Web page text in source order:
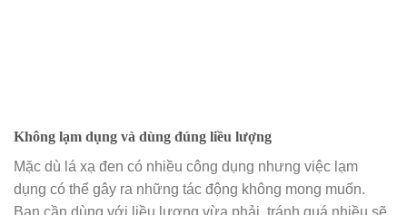
Không lạm dụng và dùng đúng liều lượng
Mặc dù lá xạ đen có nhiều công dụng nhưng việc lạm
dụng có thể gây ra những tác động không mong muốn.